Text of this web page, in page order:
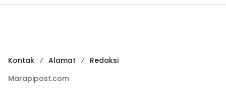
Kontak Alamat
Redaksi
Marapipost.com